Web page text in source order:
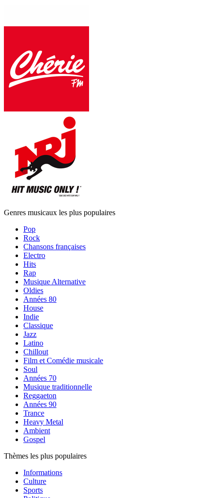
Genres musicaux les plus populaires
Pop
Rock
Chansons françaises
Electro
Hits
Rap
Musique Alternative
Oldies
Années 80
House
Indie
Classique
Jazz
Latino
Chillout
Film et Comédie musicale
Soul
Années 70
Musique traditionnelle
Reggaeton
Années 90
Trance
Heavy Metal
Ambient
Gospel
Thèmes les plus populaires
Informations
Culture
Sports